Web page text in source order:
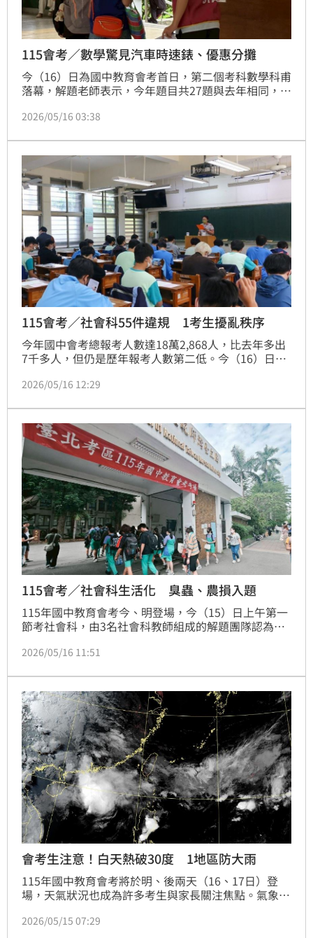
115會考／數學驚見汽車時速錶、優惠分攤
今（16）日為國中教育會考首日，第二個考科數學科甫
落幕，解題老師表示，今年題目共27題與去年相同，試
兼具生活化、多樣性與概念活用，包括折扣分攤、汽車
2026/05/16 03:38
115會考／社會科55件違規 1考生擾亂秩序
今年國中會考總報考人數達18萬2,868人，比去年多出
7千多人，但仍是歷年報考人數第二低。今（16）日由
去年1.19％。違規共計55件，同樣低於去年62件，樣
用品，其中也包括1例「惡意擾亂試場內、外秩序，情
節嚴重」，3例故意損毀試題本。
2026/05/16 12:29
115會考／社會科生活化 臭蟲、農損入題
115年國中教育會考今、明登場，今（15）日上午第一
節考社會科，由3名社會科教師組成的解題團隊認為，
與資訊訊息的能力，圖表試題占比超過50％，取材生活
用所學理解真實世界，並培養閱讀資訊、分析資料及作
出合理判斷的能力。
2026/05/16 11:51
會考生注意！白天熱破30度 1地區防大雨
115年國中教育會考將於明、後兩天（16、17日）登
場，天氣狀況也成為許多考生與家長關注焦點。氣象粉
離，台灣各地天氣將轉趨穩定，氣溫也將明顯回升，北
2026/05/15 07:29